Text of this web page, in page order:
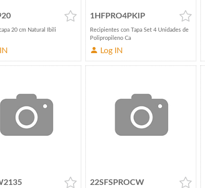
20 cm Natural Ibili
1HFPRO4PKIP
Recipientes con Tapa Set 4 Unidades de
Polipropileno Ca
Log IN
22SFSPROCW